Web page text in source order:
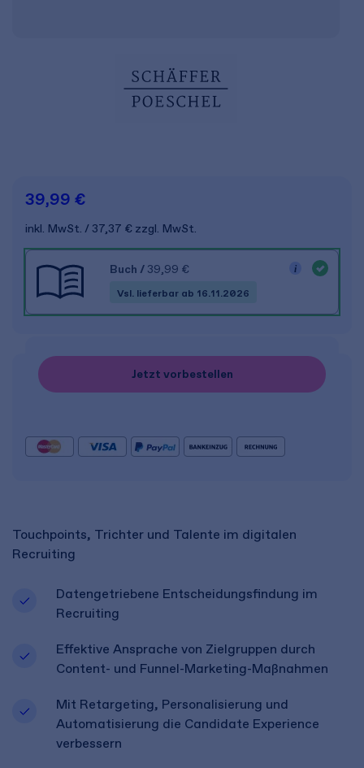
Touchpoints, Trichter und Talente im digitalen
Recruiting
Datengetriebene Entscheidungsfindung im
Recruiting
Effektive Ansprache von Zielgruppen durch
Content- und Funnel-Marketing-Maßnahmen
Mit Retargeting, Personalisierung und
Automatisierung die Candidate Experience
verbessern
39,99 €
inkl. MwSt. 37,37 € zzgl. MwSt.
Buch / 39,99 €
Vsl. lieferbar ab 16.11.2026
Jetzt vorbestellen